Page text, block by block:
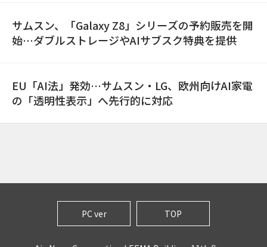
サムスン、「Galaxy Z8」シリーズの予約販売を開
始…ダブルストレージやAIサブスク特典を提供
EU「AI法」発効…サムスン・LG、欧州向けAI家電
の「透明性表示」へ先行的に対応
PC ver TOP